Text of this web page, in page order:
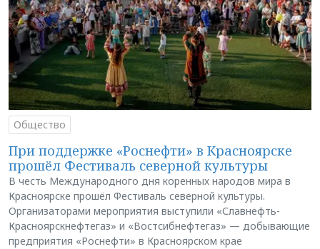
Общество
При поддержке «Роснефти» в Красноярске
прошёл Фестиваль северной культуры
В честь Международного дня коренных народов мира в
Красноярске прошёл Фестиваль северной культуры.
Организаторами мероприятия выступили «Славнефть-
Красноярскнефтегаз» и «Востсибнефтегаз» — добывающие
предприятия «Роснефти» в Красноярском крае